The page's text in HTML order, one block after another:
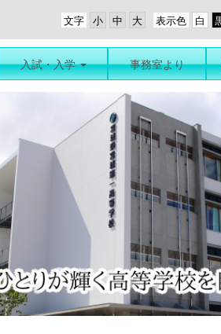
表示色
文字
入試・入学 事務室より